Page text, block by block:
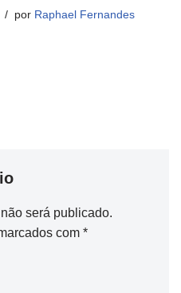
por Raphael Fernandes
será publicado.
com *